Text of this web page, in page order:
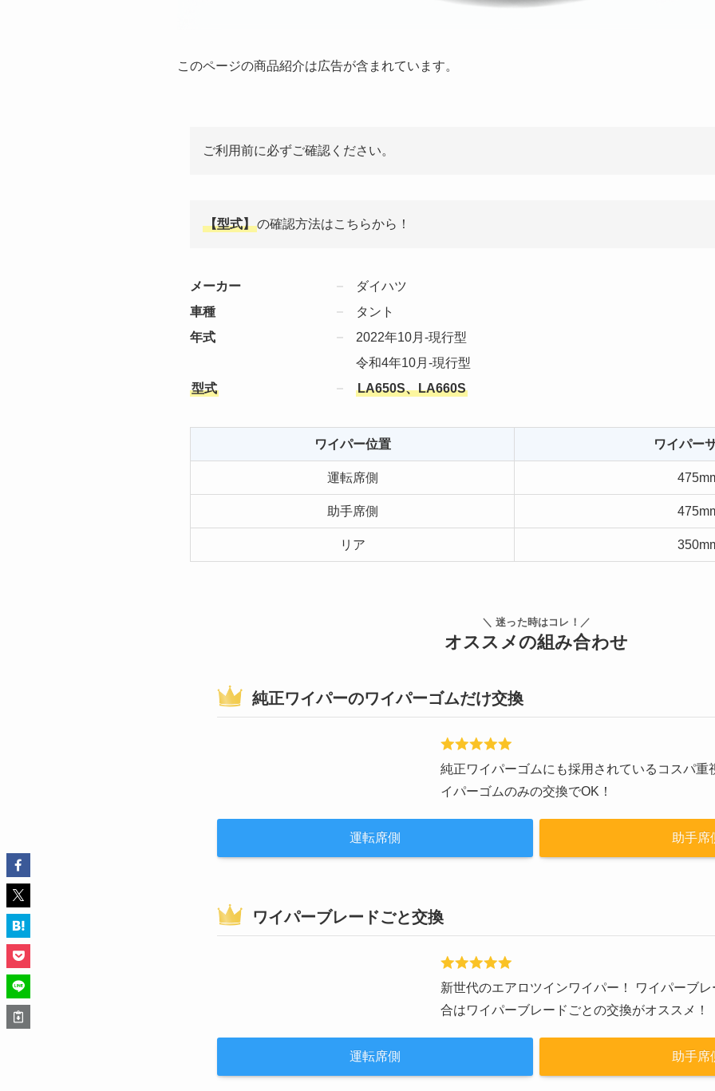
このページの商品紹介は広告が含まれています。
ご利用前に必ずご確認ください。
【型式】の確認方法はこちらから！
メーカー
ダイハツ
車種
タント
年式
2022年10月-現行型
令和4年10月-現行型
型式
LA650S、LA660S
ワイパー位置 ワイパー
運転席側
助手席側
リア
＼ 迷った時はコレ！／
オススメの組み合わせ
純正ワイパーのワイパーゴムだけ交換
純正ワイパーゴムにも採用されているコスパ重
イパーゴムのみの交換でOK！
運転席側 助手席
ワイパーブレードごと交換
新世代のエアロツインワイパー！ ワイパーブ
合はワイパーブレードごとの交換がオススメ！
運転席側 助手席